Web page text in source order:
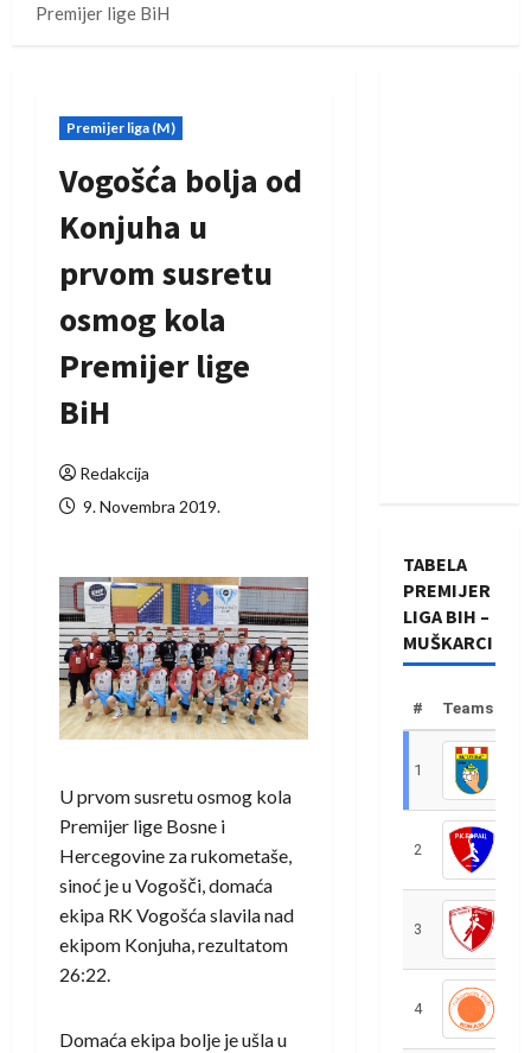
Premijer lige BiH
Premijer liga (M)
Vogošća bolja od
Konjuha u
prvom susretu
osmog kola
Premijer lige
BiH
Redakcija
9. Novembra 2019.
U prvom susretu osmog kola
Premijer lige Bosne i
Hercegovine za rukometaše,
sinoć je u Vogošči, domaća
ekipa RK Vogošća slavila nad
ekipom Konjuha, rezultatom
26:22.
Domaća ekipa bolje je ušla u
TABELA
PREMIJER
LIGA BIH –
MUŠKARCI
# Teams
1
2
3
4